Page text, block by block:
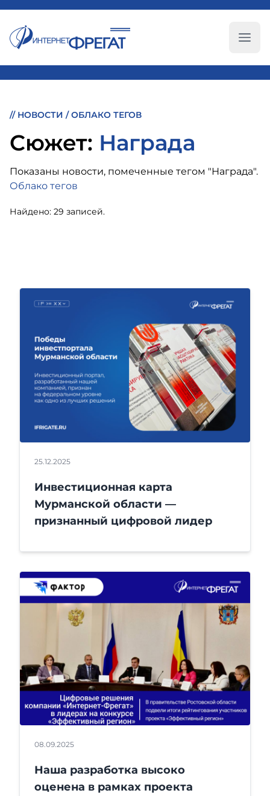
// НОВОСТИ /ОБЛАКО ТЕГОВ
Cюжет: Награда
Показаны новости, помеченные тегом "Награда".
Облако тегов
Найдено: 29 записей.
25.12.2025
Инвестиционная карта
Мурманской области —
признанный цифровой лидер
08.09.2025
Наша разработка высоко
оценена в рамках проекта